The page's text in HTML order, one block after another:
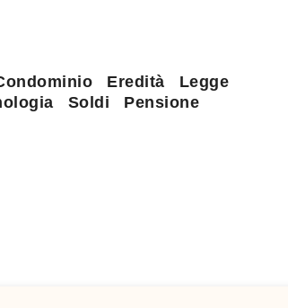
Eredità
Legge
Soldi Pensione